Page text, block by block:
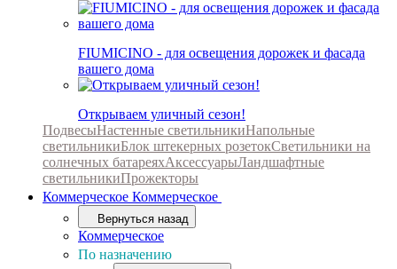
FIUMICINO - для освещения дорожек и фасада
вашего дома
Открываем уличный сезон!
ПодвесыНастенные светильникиНапольные
светильникиБлок штекерных розетокСветильники на
солнечных батареяхАксессуарыЛандшафтные
светильникиПрожекторы
Коммерческое Коммерческое
Вернуться назад
Коммерческое
По назначению